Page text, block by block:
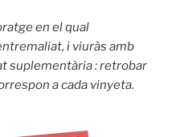
en el qual
i viuràs amb
suplementària : retrobar
a cada vinyeta.